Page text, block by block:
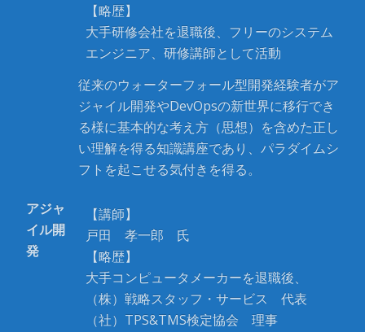
【略歴】
大手研修会社を退職後、フリーのシステム
エンジニア、研修講師として活動
アジャ
イル開
発
従来のウォーターフォール型開発経験者がア
ジャイル開発やDevOpsの新世界に移行でき
る様に基本的な考え方（思想）を含めた正し
い理解を得る知識講座であり、パラダイムシ
フトを起こせる気付きを得る。
【講師】
戸田 孝一郎 氏
【略歴】
大手コンピュータメーカーを退職後、
（株）戦略スタッフ・サービス 代表
（社）TPS&TMS検定協会 理事